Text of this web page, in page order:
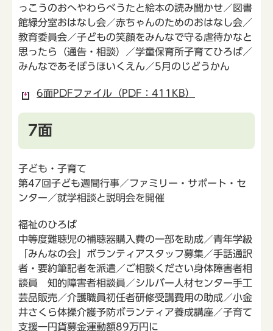
っこうのおへやわらべうたと絵本の読み聞かせ／図書
館緑分室おはなし会／赤ちゃんのためのおはなし会／
教育委員会／子どもの笑顔をみんなで守る虐待かなと
思ったら（通告・相談）／学童保育所子育てひろば／
みんなであそぼうほいくえん／5月のじどうかん
6面PDFファイル（PDF：411KB）
7面
子ども・子育て
第47回子ども週間行事／ファミリー・サポート・セ
ンター／就学相談と説明会を開催
福祉のひろば
中等度難聴児の補聴器購入費の一部を助成／青年学級
「みんなの会」ボランティアスタッフ募集／手話通訳
者・要約筆記者を派遣／ご相談ください身体障害者相
談員 知的障害者相談員／シルバー人材センター手工
芸品販売／介護職員初任者研修受講費用の助成／小金
井さくら体操介護予防ボランティア養成講座／子育て
支援一円貨募金運動額89万円に